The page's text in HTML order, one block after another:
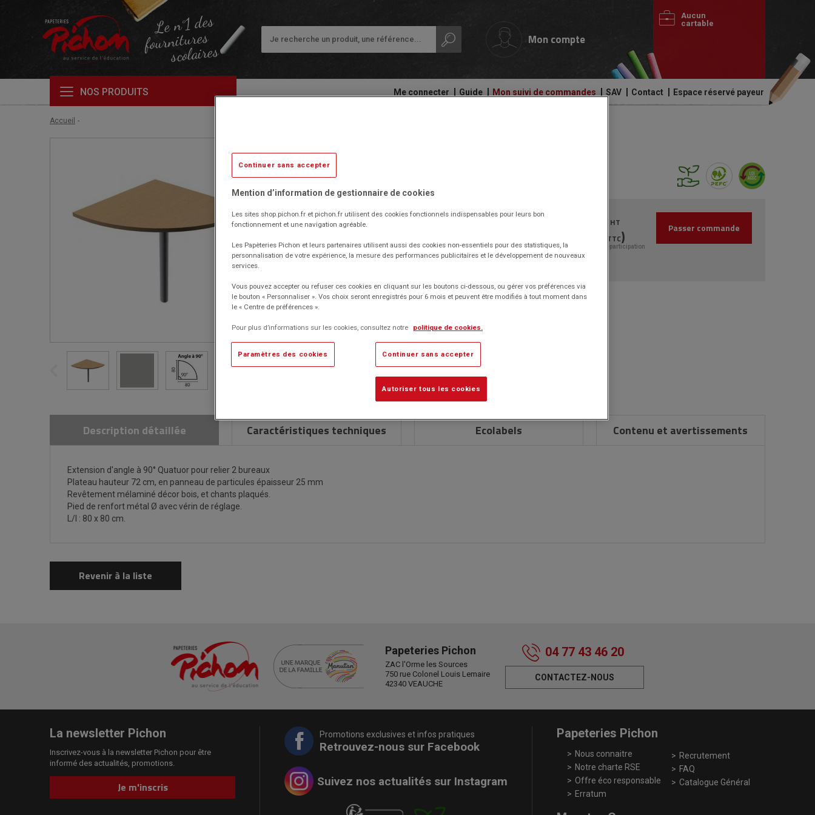
Le n°1 des
fournitures
scolaires
Mon compte
Aucun
cartable
NOS PRODUITS
Audiovisuel,
et
bureautique
Cahiers
archivage
et
et
Ecriture
Ergonomie
-
travail
de
classe
Protection
des
documents
Traçage
Me connecter Guide Mon suivi de commandes SAV Contact Espace réservé payeur
Accueil
Extension angle à 90° Hêtre/alu
Livré par notre fournisseur
Code EAN : 3665867095605
(Produit ni repris, ni échangé)
Extension d'angle à 90° Quatuor pour relier 2 bureaux
Plateau hauteur 72 cm, en panneau de particules épaisseur 25
Pied de renfort métal Ø avec vérin de réglage.
L/l : 80 x 80 cm.
Description détaillée
Caractéristiques techniques
HT
TTC)
Dont 2.24€ d'éco-participation
Passer commande
Description détaillée
Extension d'angle à 90° Quatuor pour relier 2 bureaux
Plateau hauteur 72 cm, en panneau de particules épaisseur 25 mm
Revêtement mélaminé décor bois, et chants plaqués.
Pied de renfort métal Ø avec vérin de réglage.
L/l : 80 x 80 cm.
Caractéristiques techniques Ecolabels Contenu et avertissements
Revenir à la liste
Papeteries Pichon
ZAC l'Orme les Sources
750 rue Colonel Louis Lemaire
42340 VEAUCHE
04 77 43 46 20
CONTACTEZ-NOUS
La newsletter Pichon
Inscrivez-vous à la newsletter Pichon pour être
informé des actualités, promotions.
Je m'inscris
Promotions exclusives et infos pratiques
Retrouvez-nous sur Facebook
Suivez nos actualités sur Instagram
Papeteries Pichon
Nous connaitre
Notre charte RSE
Offre éco responsable
Erratum
Recrutement
FAQ
Catalogue Général
Continuer sans accepter
Mention d’information de gestionnaire de cookies
Les sites shop.pichon.fr et pichon.fr utilisent des cookies fonctionnels indispensables pour leurs bon
fonctionnement et une navigation agréable.
Les Papèteries Pichon et leurs partenaires utilisent aussi des cookies non-essentiels pour des statistiques, la
personnalisation de votre expérience, la mesure des performances publicitaires et le développement de nouveaux
services.
Vous pouvez accepter ou refuser ces cookies en cliquant sur les boutons ci-dessous, ou gérer vos préférences via
le bouton « Personnaliser ». Vos choix seront enregistrés pour 6 mois et peuvent être modifiés à tout moment dans
le « Centre de préférences ».
Pour plus d’informations sur les cookies, consultez notre politique de cookies.
Paramètres des cookies Continuer sans accepter
Autoriser tous les cookies